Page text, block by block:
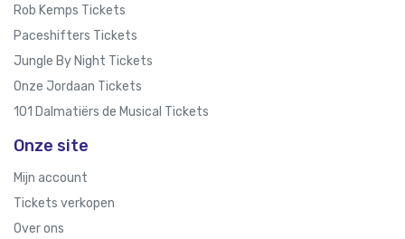
Rob Kemps Tickets
Paceshifters Tickets
Jungle By Night Tickets
Onze Jordaan Tickets
101 Dalmatiërs de Musical Tickets
Onze site
Mijn account
Tickets verkopen
Over ons